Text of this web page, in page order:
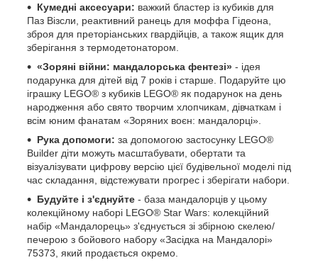
Кумедні аксесуари: важкий бластер із кубиків для
Паз Візсли, реактивний ранець для моффа Гідеона,
зброя для преторіанських гвардійців, а також ящик для
зберігання з термодетонатором.
«Зоряні війни: мандалорська фентезі» - ідея
подарунка для дітей від 7 років і старше. Подаруйте цю
іграшку LEGO® з кубиків LEGO® як подарунок на день
народження або свято творчим хлопчикам, дівчаткам і
всім юним фанатам «Зоряних воєн: мандалорці».
Рука допомоги: за допомогою застосунку LEGO®
Builder діти можуть масштабувати, обертати та
візуалізувати цифрову версію цієї будівельної моделі під
час складання, відстежувати прогрес і зберігати набори.
Будуйте і з'єднуйте - база мандалорців у цьому
колекційному наборі LEGO® Star Wars: колекційний
набір «Мандалорець» з'єднується зі збірною скелею/
печерою з бойового набору «Засідка на Мандалорі»
75373, який продається окремо.